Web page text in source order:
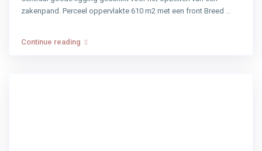
zakenpand. Perceel oppervlakte 610 m2 met een front Breed
Continue reading